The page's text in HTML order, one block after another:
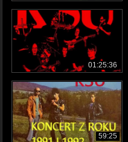
01:25:36
59:25